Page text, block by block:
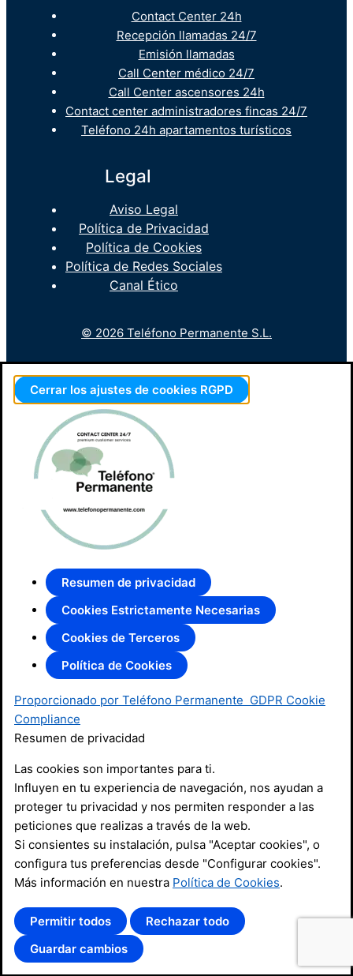
Contact Center 24h
Recepción llamadas 24/7
Emisión llamadas
Call Center médico 24/7
Call Center ascensores 24h
Contact center administradores fincas 24/7
Teléfono 24h apartamentos turísticos
Legal
Aviso Legal
Política de Privacidad
Política de Cookies
Política de Redes Sociales
Canal Ético
© 2026 Teléfono Permanente S.L.
Cerrar los ajustes de cookies RGPD
Resumen de privacidad
Cookies Estrictamente Necesarias
Cookies de Terceros
Política de Cookies
Proporcionado por Teléfono Permanente GDPR Cookie
Compliance
Resumen de privacidad
Las cookies son importantes para ti.
Influyen en tu experiencia de navegación, nos ayudan a
proteger tu privacidad y nos permiten responder a las
peticiones que realizas a través de la web.
Si consientes su instalación, pulsa "Aceptar cookies", o
configura tus preferencias desde "Configurar cookies".
Más información en nuestra Política de Cookies.
Permitir todos
Rechazar todo
Guardar cambios